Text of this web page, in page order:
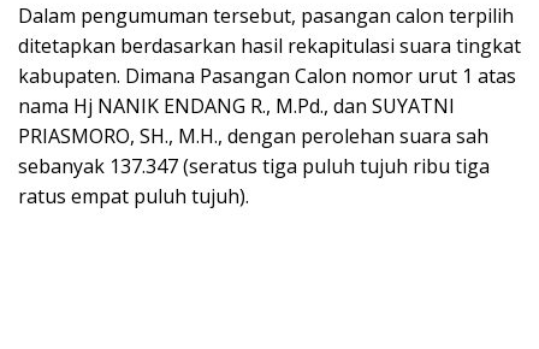
Dalam pengumuman tersebut, pasangan calon terpilih
ditetapkan berdasarkan hasil rekapitulasi suara tingkat
kabupaten. Dimana Pasangan Calon nomor urut 1 atas
nama Hj NANIK ENDANG R., M.Pd., dan SUYATNI
PRIASMORO, SH., M.H., dengan perolehan suara sah
sebanyak 137.347 (seratus tiga puluh tujuh ribu tiga
ratus empat puluh tujuh).